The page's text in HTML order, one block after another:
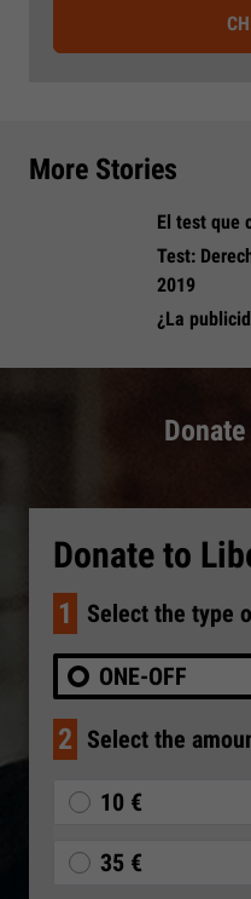
More Stories
El test que
Test:
2019
¿La
Donate to
1 Select the type
ONE-OFF
2 Select the
10 €
35 €